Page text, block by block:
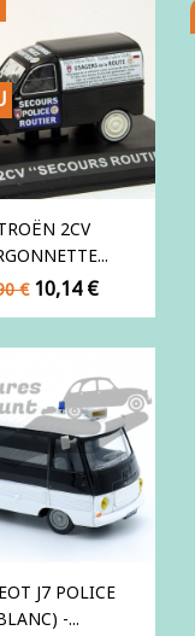
2CV
€ Prix
10,14 €
J7 POLICE
-...